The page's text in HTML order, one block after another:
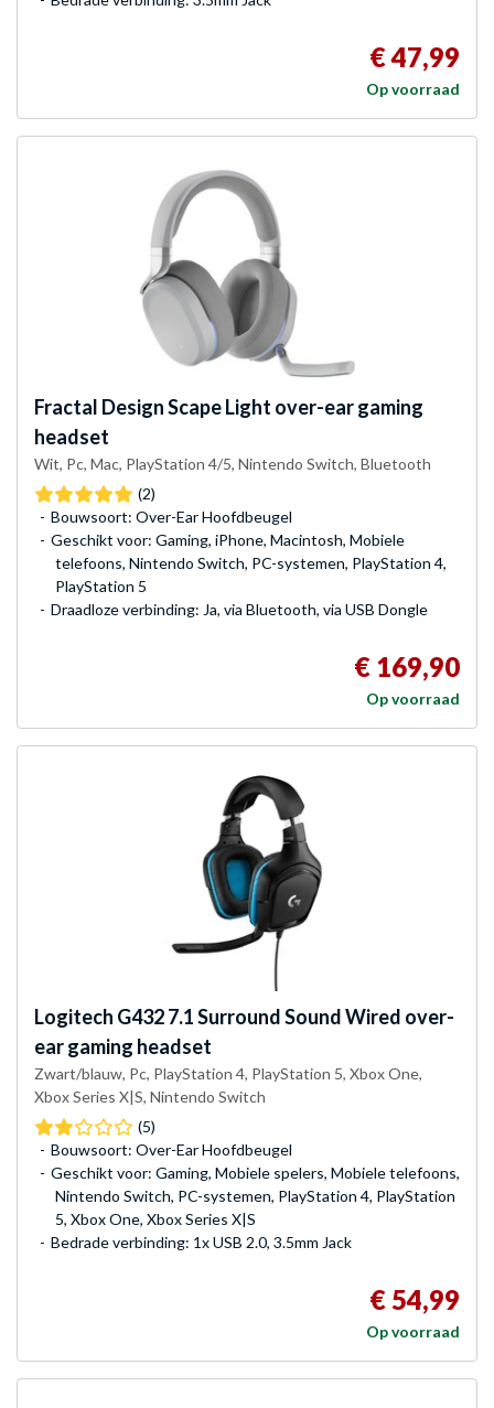
€ 47,99
Op voorraad
Fractal DesignScape Light over-ear gaming
headset
Wit, Pc, Mac, PlayStation 4/5, Nintendo Switch, Bluetooth
(2)
Bouwsoort: Over-Ear Hoofdbeugel
Geschikt voor: Gaming, iPhone, Macintosh, Mobiele
telefoons, Nintendo Switch, PC-systemen, PlayStation 4,
PlayStation 5
Draadloze verbinding: Ja, via Bluetooth, via USB Dongle
€ 169,90
Op voorraad
Logitech G432 7.1 Surround Sound Wired over-
ear gaming headset
Zwart/blauw, Pc, PlayStation 4, PlayStation 5, Xbox One,
Xbox Series X|S, Nintendo Switch
(5)
Bouwsoort: Over-Ear Hoofdbeugel
Geschikt voor: Gaming, Mobiele spelers, Mobiele telefoons,
Nintendo Switch, PC-systemen, PlayStation 4, PlayStation
5, Xbox One, Xbox Series X|S
Bedrade verbinding: 1x USB 2.0, 3.5mm Jack
€ 54,99
Op voorraad